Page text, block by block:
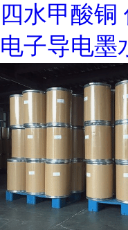
四水甲酸铜
电子导电墨